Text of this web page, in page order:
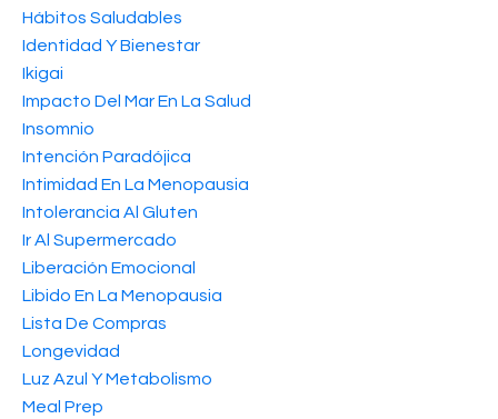
Hábitos Saludables
Identidad Y Bienestar
Ikigai
Impacto Del Mar En La Salud
Insomnio
Intención Paradójica
Intimidad En La Menopausia
Intolerancia Al Gluten
Ir Al Supermercado
Liberación Emocional
Libido En La Menopausia
Lista De Compras
Longevidad
Luz Azul Y Metabolismo
Meal Prep